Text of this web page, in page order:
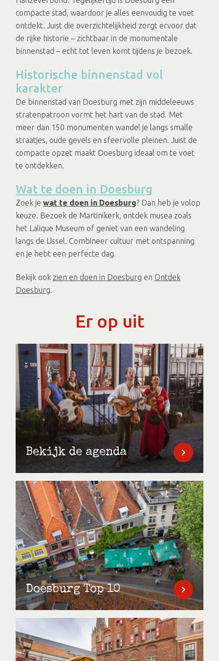
compacte stad, waardoor je alles eenvoudig te voet
ontdekt. Juist die overzichtelijkheid zorgt ervoor dat
de rijke historie – zichtbaar in de monumentale
binnenstad – echt tot leven komt tijdens je bezoek.
Historische binnenstad vol
karakter
De binnenstad van Doesburg met zijn middeleeuws
stratenpatroon vormt het hart van de stad. Met
meer dan 150 monumenten wandel je langs smalle
straatjes, oude gevels en sfeervolle pleinen. Juist de
compacte opzet maakt Doesburg ideaal om te voet
te ontdekken.
Wat te doen in Doesburg
Zoek je wat te doen in Doesburg? Dan heb je volop
keuze. Bezoek de Martinikerk, ontdek musea zoals
het Lalique Museum of geniet van een wandeling
langs de IJssel. Combineer cultuur met ontspanning
en je hebt een perfecte dag.
Bekijk ook zien en doen in Doesburg en Ontdek
Doesburg.
Er op uit
Bekijk de agenda
Doesburg Top 10